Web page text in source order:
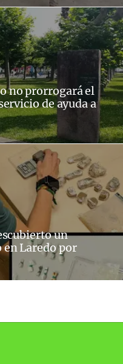
no prorrogará el
de ayuda a
un
Laredo por